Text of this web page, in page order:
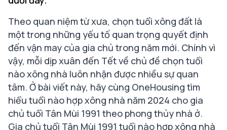
Theo quan niệm từ xưa, chọn tuổi xông đất là
một trong những yếu tố quan trọng quyết định
đến vận may của gia chủ trong năm mới. Chính vì
vậy, mỗi dịp xuân đến Tết về chủ đề chọn tuổi
nào xông nhà luôn nhận được nhiều sự quan
tâm. Ở bài viết này, hãy cùng OneHousing tìm
hiểu tuổi nào hợp xông nhà năm 2024 cho gia
chủ tuổi Tân Mùi 1991 theo phong thủy nhà ở.
Gia chủ tuổi Tân Mùi 1991 tuổi nào hợp xông nhà